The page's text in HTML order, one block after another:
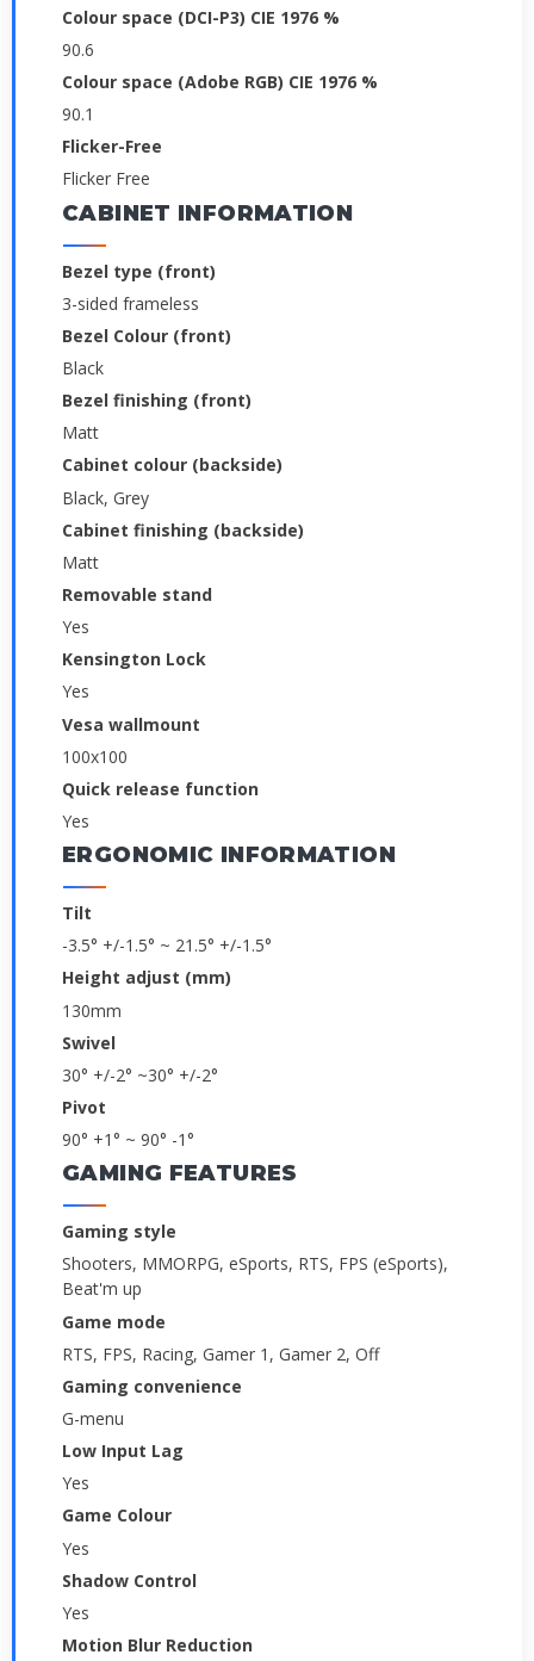
Colour space (DCI-P3) CIE 1976 %
90.6
Colour space (Adobe RGB) CIE 1976 %
90.1
Flicker-Free
Flicker Free
CABINET INFORMATION
Bezel type (front)
3-sided frameless
Bezel Colour (front)
Black
Bezel finishing (front)
Matt
Cabinet colour (backside)
Black, Grey
Cabinet finishing (backside)
Matt
Removable stand
Yes
Kensington Lock
Yes
Vesa wallmount
100x100
Quick release function
Yes
ERGONOMIC INFORMATION
Tilt
-3.5° +/-1.5° ~ 21.5° +/-1.5°
Height adjust (mm)
130mm
Swivel
­30° +/-2° ~30° +/-2°
Pivot
­90° +1° ~ 90° -1°
GAMING FEATURES
Gaming style
Shooters, MMORPG, eSports, RTS, FPS (eSports),
Beat'm up
Game mode
RTS, FPS, Racing, Gamer 1, Gamer 2, Off
Gaming convenience
G-menu
Low Input Lag
Yes
Game Colour
Yes
Shadow Control
Yes
Motion Blur Reduction